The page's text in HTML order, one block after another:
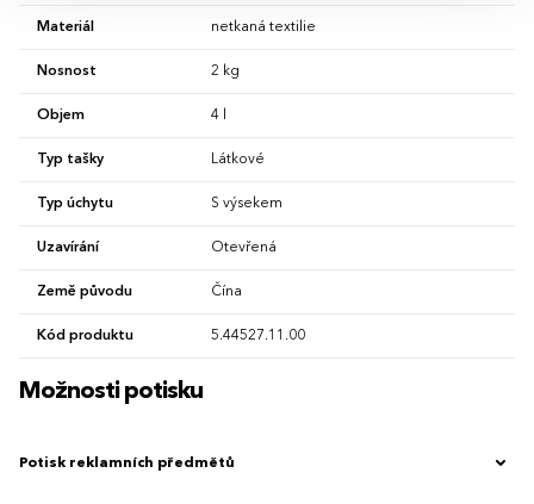
Materiál netkaná textilie
Nosnost 2 kg
Objem 4 l
Typ tašky Látkové
Typ úchytu S výsekem
Uzavírání Otevřená
Země původu Čína
Kód produktu 5.44527.11.00
Možnosti potisku
Potisk reklamních předmětů